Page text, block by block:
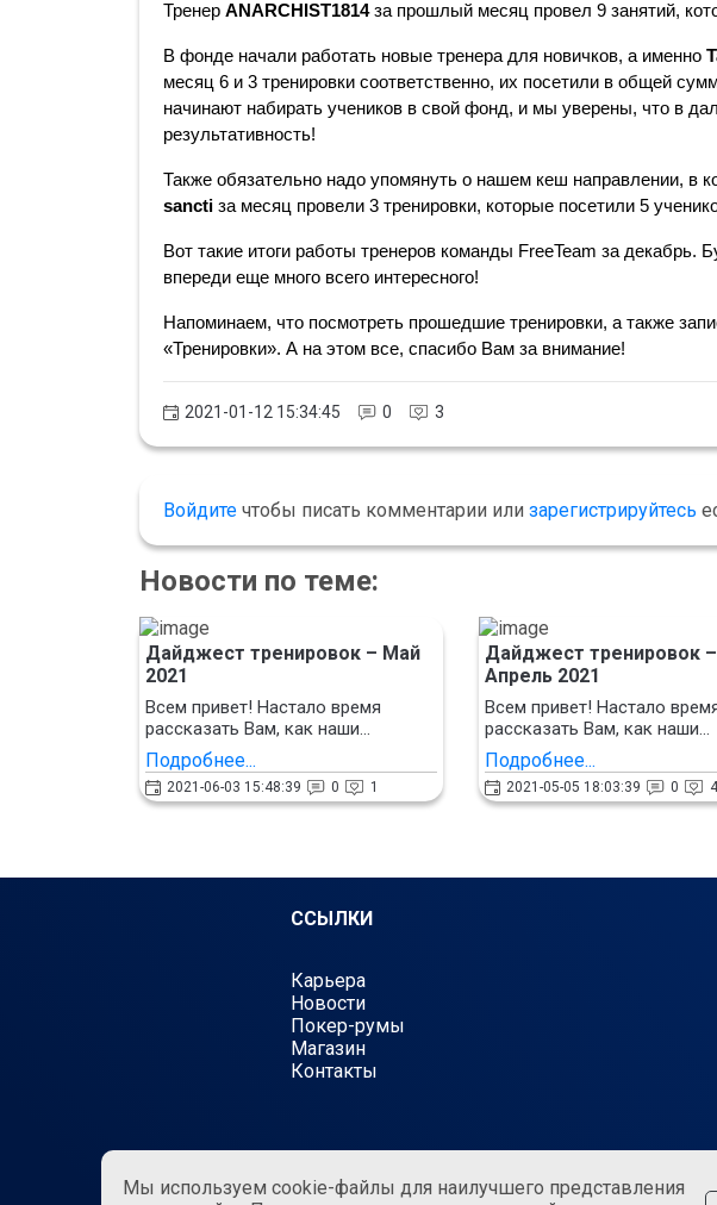
Тренер ANARCHIST1814 за прошлый месяц провел 9 занятий,
В фонде начали работать новые тренера для новичков, а именно
месяц 6 и 3 тренировки соответственно, их посетили в общей
начинают набирать учеников в свой фонд, и мы уверены, что в
результативность!
Также обязательно надо упомянуть о нашем кеш направлении, в
sancti за месяц провели 3 тренировки, которые посетили 5
Вот такие итоги работы тренеров команды FreeTeam за декабрь.
впереди еще много всего интересного!
Напоминаем, что посмотреть прошедшие тренировки, а также
«Тренировки». А на этом все, спасибо Вам за внимание!
2021-01-12 15:34:45 0 3
Войдите чтобы писать комментарии или зарегистрируйтесь
Новости по теме:
Дайджест тренировок – Май
2021
Всем привет! Настало время
рассказать Вам, как наши...
Подробнее...
2021-06-03 15:48:39 0 1
Дайджест тренировок –
Апрель 2021
Всем привет! Настало
рассказать Вам, как наши...
Подробнее...
2021-05-05 18:03:39 0 4
ССЫЛКИ
Карьера
Новости
Покер-румы
Магазин
Контакты
Мы используем cookie-файлы для наилучшего представления